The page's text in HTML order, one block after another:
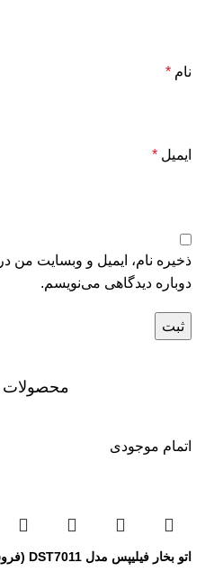
نام *
ایمیل *
ذخیره نام، ایمیل و وبسایت من
دوباره دیدگاهی می‌نویسم.
محصولات
اتمام موجودی
اتو بخار فیلیپس مدل DST7011 (فروش عمده پیام یا تماس بگیرید)